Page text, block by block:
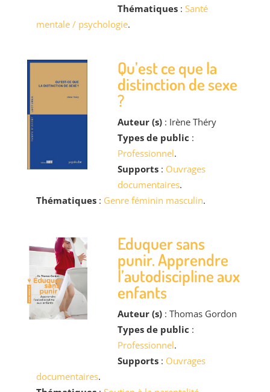
Thématiques: Santé
mentale / psychologie.
Qu’est ce que la
distinction de sexe
?
Auteur (s): Irène Théry
Types de public :
Professionnel.
Supports: Ouvrages
documentaires.
Thématiques: Genre féminin masculin.
Eduquer sans
punir. Apprendre
l’autodiscipline aux
enfants
Auteur (s): Thomas Gordon
Types de public :
Professionnel.
Supports: Ouvrages
documentaires.